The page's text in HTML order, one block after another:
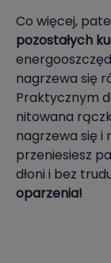
Co więcej,
pozostałych
nagrzewa się
Praktycznym
nitowana
nagrzewa się i
przeniesiesz
dłoni i bez
oparzenia!